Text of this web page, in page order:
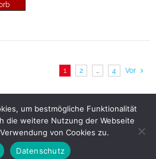
1 2 … 4 Vor
Rights Reserved |Datenschutz
Impressum
um bestmögliche Funktionalität
die weitere Nutzung der Webseite
von Cookies zu.
Datenschutz